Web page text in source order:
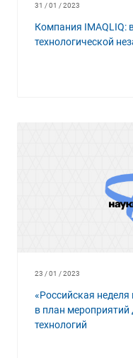
31 / 01 / 2023
Компания IMAQLIQ:
технологической
23 / 01 / 2023
«Российская
в план мероприятий
технологий